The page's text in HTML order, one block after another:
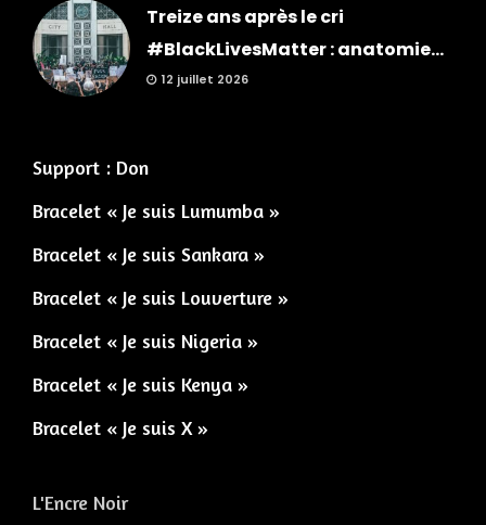
Treize ans après le cri
#BlackLivesMatter : anatomie...
12 juillet 2026
Support : Don
Bracelet « Je suis Lumumba »
Bracelet « Je suis Sankara »
Bracelet « Je suis Louverture »
Bracelet « Je suis Nigeria »
Bracelet « Je suis Kenya »
Bracelet « Je suis X »
L'Encre Noir